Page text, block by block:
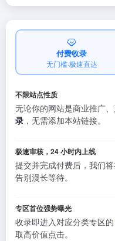
付费收录
无门槛·极速直达
不限站点性质
无论你的网站是商业推广
录 ，无需添加本站链接。
极速审核，24 小时内上线
提交并完成付费后，我们
告别漫长等待。
专区首位强势曝光
收录即进入对应分类专区的
取高价值点击。